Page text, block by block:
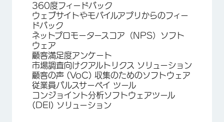
360度フィードバック
ウェブサイトやモバイルアプリからのフィー
ドバック
ネットプロモータースコア（NPS）ソフト
ウェア
顧客満足度アンケート
市場調査向けクアルトリクス ソリューション
顧客の声 (VoC) 収集のためのソフトウェア
従業員パルスサーベイ ツール
コンジョイント分析ソフトウェアツール
(DEI) ソリューション